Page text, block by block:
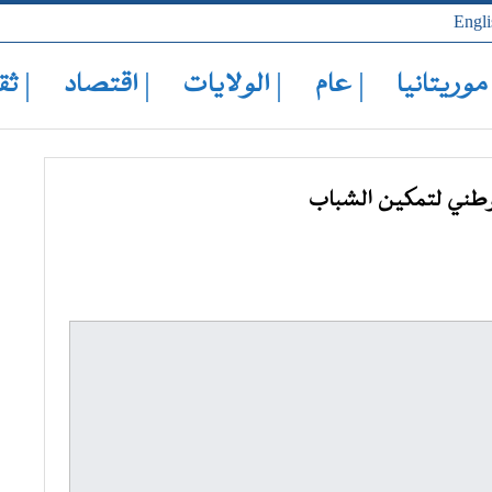
| موريتانيا | عام | الولايات | اقتصاد |
لتمكين الشباب